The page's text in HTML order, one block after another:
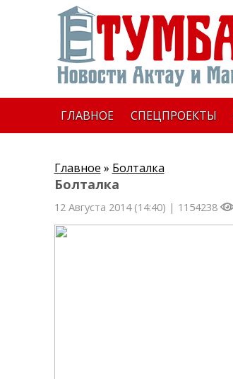
ГЛАВНОЕ СПЕЦПРОЕКТЫ
Главное » Болталка
Болталка
12 Августа 2014 (14:40) | 1154238